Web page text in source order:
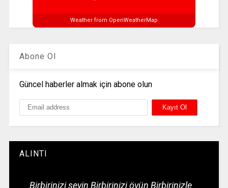
Weather from OpenWeatherMap
Abone Ol
Güncel haberler almak için abone olun
ALINTI
Birbirinizi sevin Birbirinizi övün Birbirinizle